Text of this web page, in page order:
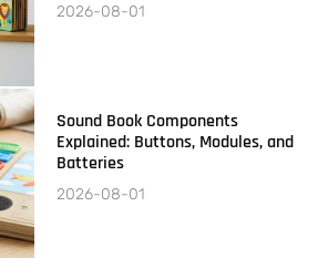
2026-08-01
Sound Book Components
Explained: Buttons, Modules, and
Batteries
2026-08-01